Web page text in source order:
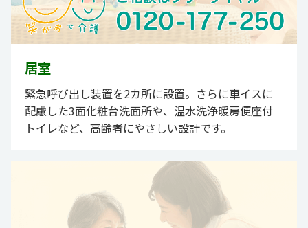
居室
緊急呼び出し装置を2カ所に設置。さらに車イスに
配慮した3面化粧台洗面所や、温水洗浄暖房便座付
トイレなど、高齢者にやさしい設計です。